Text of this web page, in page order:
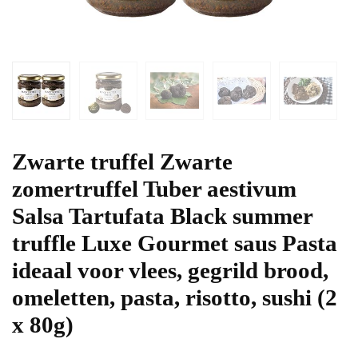
Zwarte truffel Zwarte
zomertruffel Tuber aestivum
Salsa Tartufata Black summer
truffle Luxe Gourmet saus Pasta
ideaal voor vlees, gegrild brood,
omeletten, pasta, risotto, sushi (2
x 80g)